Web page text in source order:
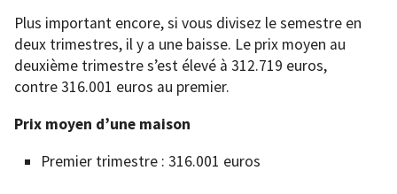
Plus important encore, si vous divisez le semestre en
deux trimestres, il y a une baisse. Le prix moyen au
deuxième trimestre s’est élevé à 312.719 euros,
contre 316.001 euros au premier.
Prix ​​moyen d’une maison
Premier trimestre : 316.001 euros